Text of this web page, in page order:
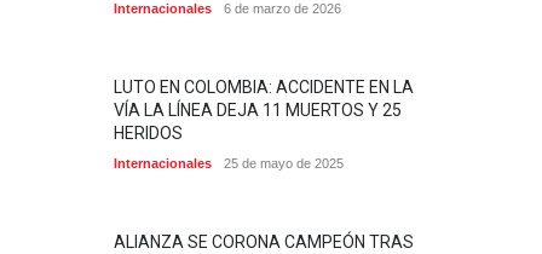
Internacionales 6 de marzo de 2026
LUTO EN COLOMBIA: ACCIDENTE EN LA
VÍA LA LÍNEA DEJA 11 MUERTOS Y 25
HERIDOS
Internacionales 25 de mayo de 2025
ALIANZA SE CORONA CAMPEÓN TRAS